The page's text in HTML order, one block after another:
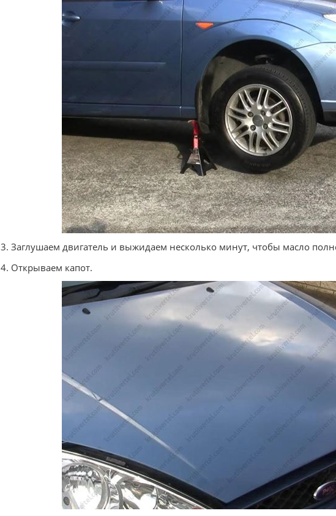
3. Заглушаем двигатель и выжидаем несколько минут, чтобы масло
4. Открываем капот.